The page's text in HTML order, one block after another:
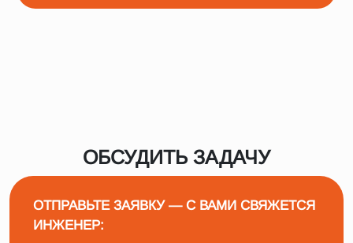
ОБСУДИТЬ ЗАДАЧУ
ОТПРАВЬТЕ ЗАЯВКУ — С ВАМИ СВЯЖЕТСЯ
ИНЖЕНЕР: